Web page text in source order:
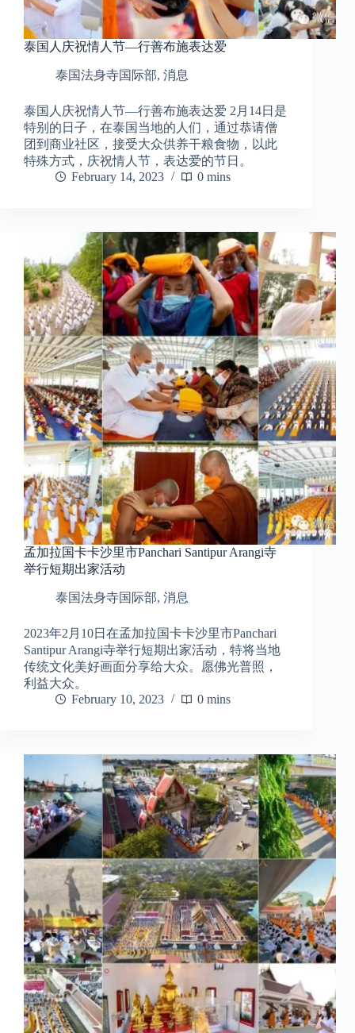
泰国人庆祝情人节—行善布施表达爱
泰国法身寺国际部, 消息
泰国人庆祝情人节—行善布施表达爱 2月14日是
特别的日子，在泰国当地的人们，通过恭请僧
团到商业社区，接受大众供养干粮食物，以此
特殊方式，庆祝情人节，表达爱的节日。
February 14, 2023
0 mins
孟加拉国卡卡沙里市Panchari Santipur Arangi寺
举行短期出家活动
泰国法身寺国际部, 消息
2023年2月10日在孟加拉国卡卡沙里市Panchari
Santipur Arangi寺举行短期出家活动，特将当地
传统文化美好画面分享给大众。愿佛光普照，
利益大众。
February 10, 2023
0 mins